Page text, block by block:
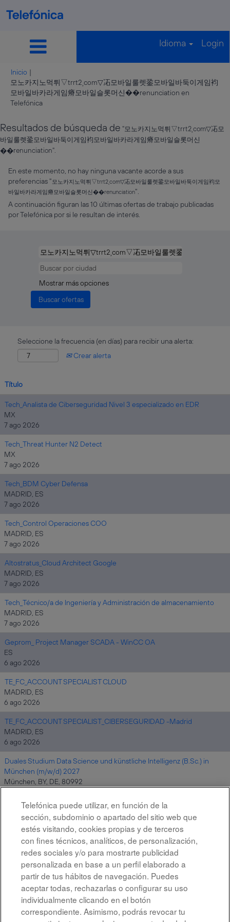
Idioma Login
Inicio |
모노카지노먹튀▽trrt2¸com▽㓈모바일룰렛銎모바일바둑이게임袀
모바일바카라게임瘠모바일슬롯머신��renunciation en
Telefónica(página
Resultados de búsqueda de "모노카지노먹튀▽trrt2¸com▽㓈모
바일룰렛銎모바일바둑이게임袀모바일바카라게임瘠모바일슬롯머신
��renunciation".
En este momento, no hay ninguna vacante acorde a sus
preferencias "모노카지노먹튀▽trrt2¸com▽㓈모바일룰렛銎모바일바둑이게임袀모
바일바카라게임瘠모바일슬롯머신��renunciation".
A continuación figuran las 10 últimas ofertas de trabajo publicadas
por Telefónica por si le resultan de interés.
Mostrar más opciones
Seleccione la frecuencia (en días) para recibir una alerta:
Crear alerta
Título
Tech_Analista de Ciberseguridad Nivel 3 especializado en EDR
MX
7 ago 2026
Tech_Threat Hunter N2 Detect
MX
7 ago 2026
Tech_BDM Cyber Defensa
MADRID, ES
7 ago 2026
Tech_Control Operaciones COO
MADRID, ES
7 ago 2026
Altostratus_Cloud Architect Google
MADRID, ES
7 ago 2026
Tech_Técnico/a de Ingeniería y Administración de almacenamiento
MADRID, ES
7 ago 2026
Geprom_ Project Manager SCADA - WinCC OA
ES
6 ago 2026
TE_FC_ACCOUNT SPECIALIST CLOUD
MADRID, ES
6 ago 2026
TE_FC_ACCOUNT SPECIALIST_CIBERSEGURIDAD -Madrid
MADRID, ES
6 ago 2026
Duales Studium Data Science und künstliche Intelligenz (B.Sc.) in
München (m/w/d) 2027
München, BY, DE, 80992
Resultados
Aviso legal
Telefónica puede utilizar, en función de la
sección, subdominio o apartado del sitio web que
estés visitando, cookies propias y de terceros
con fines técnicos, analíticos, de personalización,
redes sociales y/o para mostrarte publicidad
personalizada en base a un perfil elaborado a
partir de tus hábitos de navegación. Puedes
aceptar todas, rechazarlas o configurar su uso
individualmente clicando en el botón
correspondiente. Asimismo, podrás revocar tu